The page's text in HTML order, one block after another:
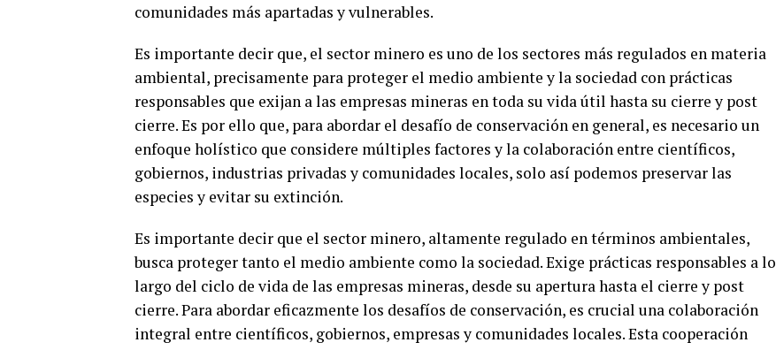
comunidades más apartadas y vulnerables.
Es importante decir que, el sector minero es uno de los sectores más regulados en materia
ambiental, precisamente para proteger el medio ambiente y la sociedad con prácticas
responsables que exijan a las empresas mineras en toda su vida útil hasta su cierre y post
cierre. Es por ello que, para abordar el desafío de conservación en general, es necesario un
enfoque holístico que considere múltiples factores y la colaboración entre científicos,
gobiernos, industrias privadas y comunidades locales, solo así podemos preservar las
especies y evitar su extinción.
Es importante decir que el sector minero, altamente regulado en términos ambientales,
busca proteger tanto el medio ambiente como la sociedad. Exige prácticas responsables a lo
largo del ciclo de vida de las empresas mineras, desde su apertura hasta el cierre y post
cierre. Para abordar eficazmente los desafíos de conservación, es crucial una colaboración
integral entre científicos, gobiernos, empresas y comunidades locales. Esta cooperación